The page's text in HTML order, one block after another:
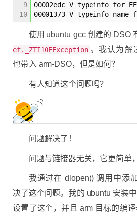
9
10
00002edc V typeinfo for
00001373 V typeinfo name
使用 ubuntu gcc 创建的 DSO
ef._ZTI10EException 。我认为解
也带入 arm-DSO，但是如何？
有人知道这个问题吗？
问题解决了！
问题与链接器无关，它更简单
我通过在 dlopen() 调用中添
决了这个问题。我的 ubuntu 安装
设置了这个，并且 arm 目标的编